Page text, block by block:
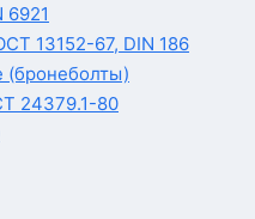
6921
13152-67, DIN 186
(бронеболты)
24379.1-80